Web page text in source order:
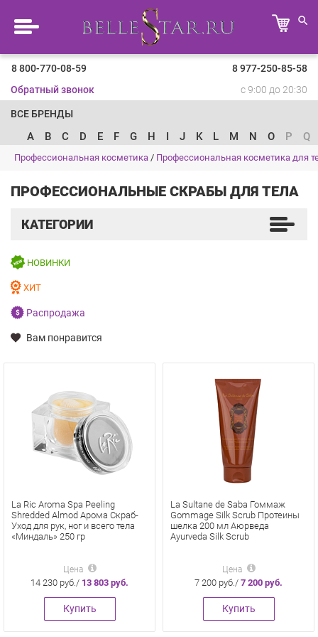
8 800-770-08-59
8 977-250-85-58
Обратный звонок
с 9:00 до 20:30
ВСЕ БРЕНДЫ
A B C D E F G H I J K L M N O P Q
Профессиональная косметика / Профессиональная косметика для
ПРОФЕССИОНАЛЬНЫЕ СКРАБЫ ДЛЯ ТЕЛА
КАТЕГОРИИ
НОВИНКИ
ХИТ
Распродажа
Вам понравится
La Ric Aroma Spa Peeling
Shredded Almod Арома Скраб-
Уход для рук, ног и всего тела
«Миндаль» 250 гр
Цена
14 230 руб./ 13 803 руб.
Купить
La Sultane de Saba Гоммаж
Gommage Silk Scrub Протеины
шелка 200 мл Аюрведа
Ayurveda Silk Scrub
Цена
7 200 руб./ 7 200 руб.
Купить